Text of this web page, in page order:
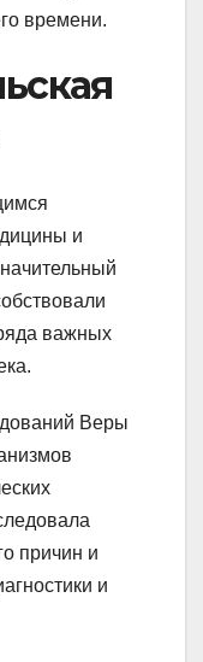
времени.
и
важных
Веры
причин и
и